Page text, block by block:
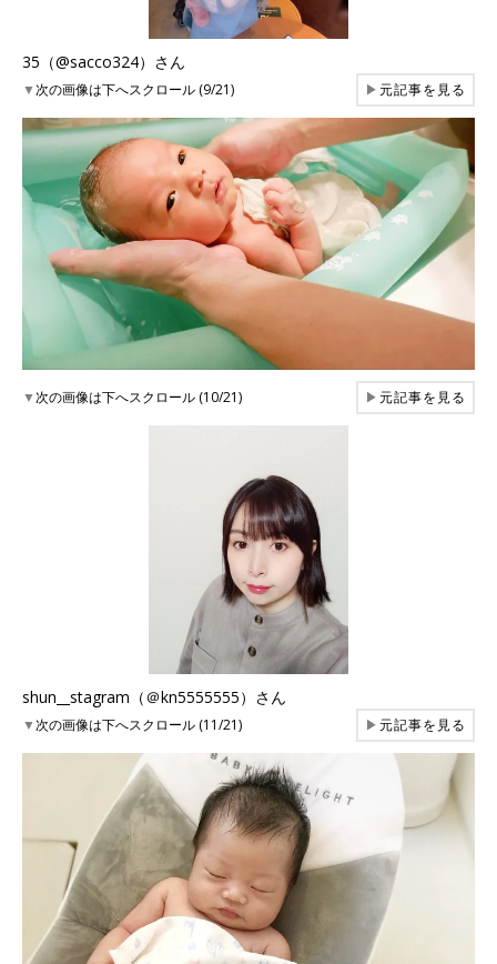
35（@sacco324）さん
▼次の画像は下へスクロール (9/21) ▶元記事を見る
▼次の画像は下へスクロール (10/21) ▶元記事を見る
shun__stagram（＠kn5555555）さん
▼次の画像は下へスクロール (11/21) ▶元記事を見る